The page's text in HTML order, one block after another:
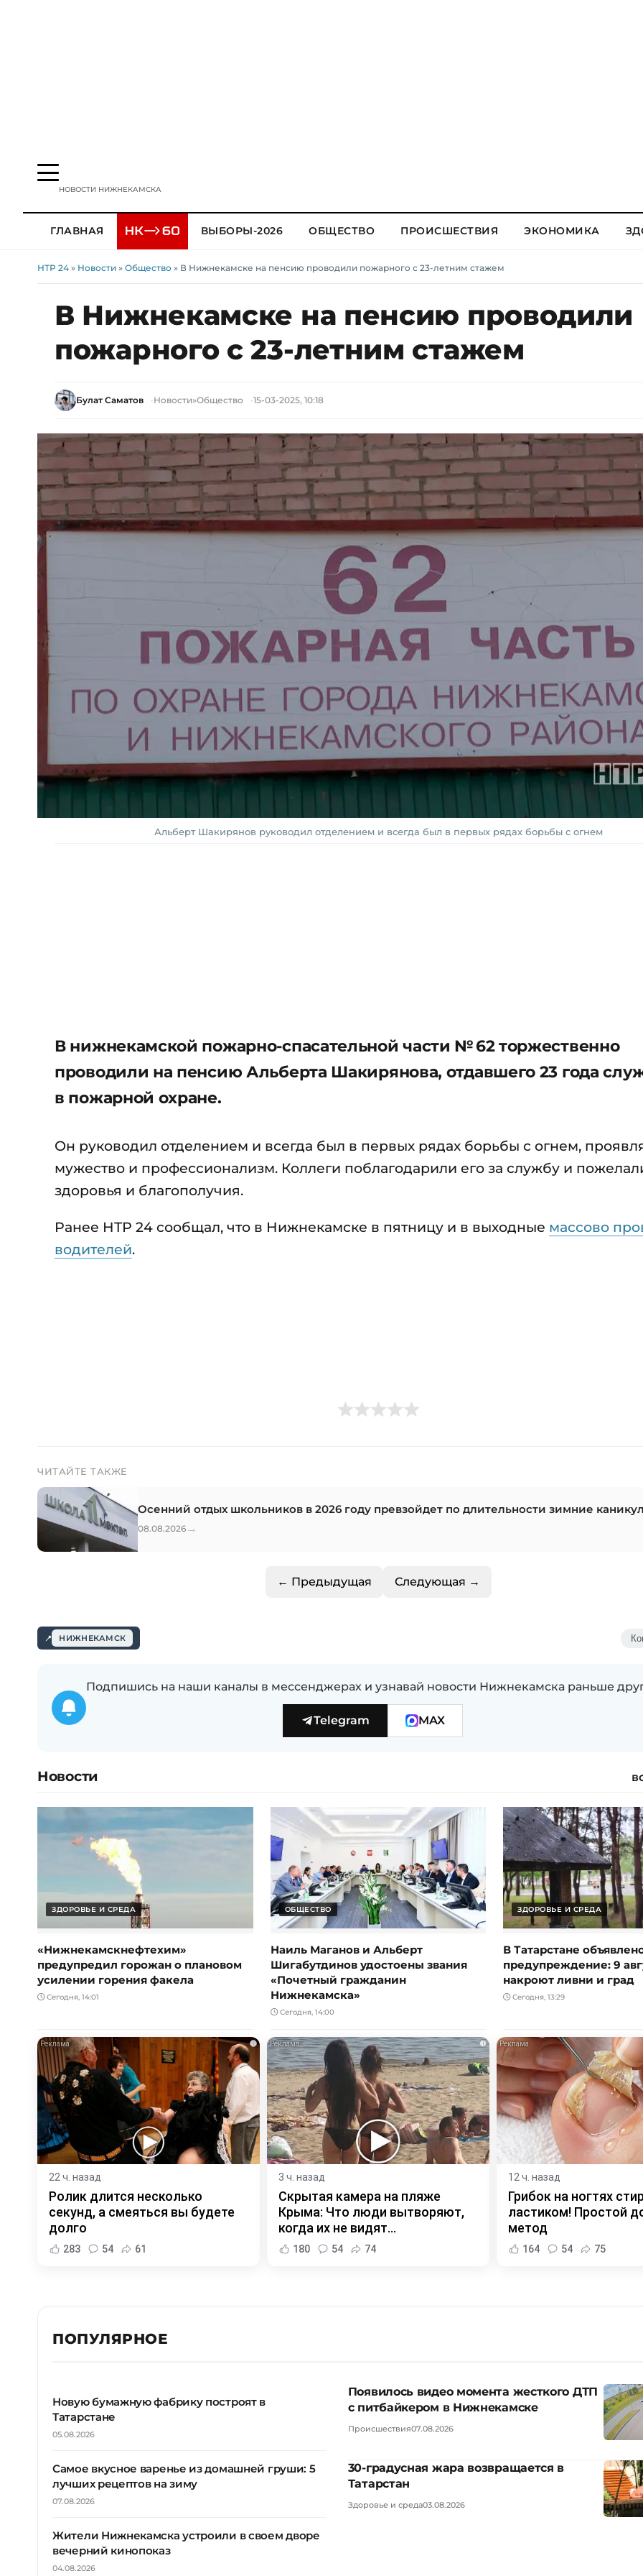
НОВОСТИ НИЖНЕКАМСКА
ГЛАВНАЯ ВЫБОРЫ-2026 ОБЩЕСТВО ПРОИСШЕСТВИЯ ЭКОНОМИКА
НТР 24 » Новости » Общество » В Нижнекамске на пенсию проводили пожарного с 23-летним стажем
В Нижнекамске на пенсию проводили
пожарного с 23-летним стажем
Булат Саматов Новости»Общество 15-03-2025, 10:18
Альберт Шакирянов руководил отделением и всегда был в первых рядах борьбы с огнем
В нижнекамской пожарно-спасательной части № 62 торжественно
проводили на пенсию Альберта Шакирянова, отдавшего 23 года
в пожарной охране.
Он руководил отделением и всегда был в первых рядах борьбы с огнем,
мужество и профессионализм. Коллеги поблагодарили его за службу и
здоровья и благополучия.
Ранее НТР 24 сообщал, что в Нижнекамске в пятницу и в выходные массово
водителей.
ЧИТАЙТЕ ТАКЖЕ
Осенний отдых школьников в 2026 году превзойдет по длительности зимние
08.08.2026 →
← Предыдущая Следующая →
НИЖНЕКАМСК
Подпишись на наши каналы в мессенджерах и узнавай новости Нижнекамска раньше
Telegram MAX
Новости
ЗДОРОВЬЕ И СРЕДА
«Нижнекамскнефтехим»
предупредил горожан о плановом
усилении горения факела
Сегодня, 14:01
ОБЩЕСТВО
Наиль Маганов и Альберт
Шигабутдинов удостоены звания
«Почетный гражданин
Нижнекамска»
Сегодня, 14:00
ЗДОРОВЬЕ И СРЕДА
В Татарстане
предупреждение: 9
накроют ливни и град
Сегодня, 13:29
i
22 ч. назад
Ролик длится несколько
секунд, а смеяться вы будете
долго
283 54 61
i
3 ч. назад
Скрытая камера на пляже
Крыма: Что люди вытворяют,
когда их не видят...
180 54 74
12 ч. назад
Грибок на ногтях
ластиком! Простой
метод
164 54 75
ПОПУЛЯРНОЕ
Новую бумажную фабрику построят в
Татарстане
05.08.2026
Самое вкусное варенье из домашней груши: 5
лучших рецептов на зиму
07.08.2026
Жители Нижнекамска устроили в своем дворе
вечерний кинопоказ
04.08.2026
Появилось видео момента жесткого ДТП
с питбайкером в Нижнекамске
Происшествия07.08.2026
30-градусная жара возвращается в
Татарстан
Здоровье и среда03.08.2026